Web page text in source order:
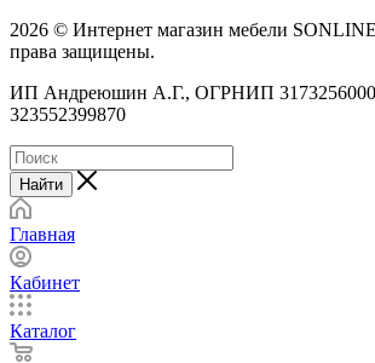
2026 © Интернет магазин мебели
права защищены.
ИП Андреюшин А.Г., ОГРНИП
323552399870
Найти
Главная
Кабинет
Каталог